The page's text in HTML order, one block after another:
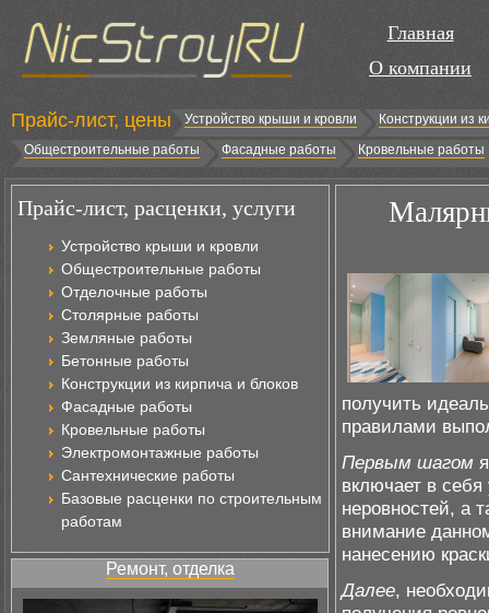
Главная
О компании
Прайс-лист, цены Устройство крыши и кровли
Конструкции из
Общестроительные работы
Фасадные работы Кровельные работы
Прайс-лист, расценки, услуги
Устройство крыши и кровли
Общестроительные работы
Отделочные работы
Столярные работы
Земляные работы
Бетонные работы
Конструкции из кирпича и блоков
Фасадные работы
Кровельные работы
Электромонтажные работы
Сантехнические работы
Базовые расценки по строительным
работам
Ремонт, отделка
получить
правилами
Первым шагом
включает в
неровностей, а
внимание
нанесению
Далее,